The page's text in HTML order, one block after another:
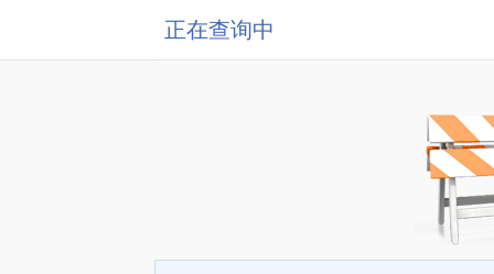
正在查询中